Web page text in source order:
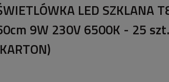
LED SZKLANA
9W 230V 6500K - 25 szt.